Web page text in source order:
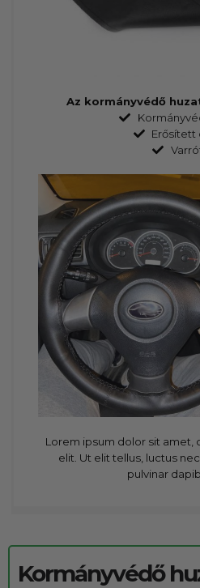
Az kormányvédő
Erősített
Lorem ipsum dolor sit amet,
elit. Ut elit tellus, luctus
pulvinar
Kormányvédő